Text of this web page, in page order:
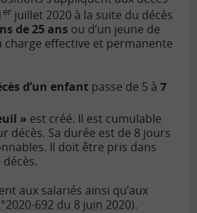
er juillet 2020 à la suite du décès
de 25 ans ou d’un jeune de
charge effective et permanente
d’un enfant passe de 5 à 7
» est créé. Il est cumulable
décès. Sa durée est de 8 jours
Il doit être pris dans
décès.
aux salariés ainsi qu’aux
692 du 8 juin 2020).